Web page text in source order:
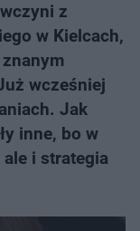
z
w Kielcach,
znanym
wcześniej
Jak
inne, bo w
i strategia